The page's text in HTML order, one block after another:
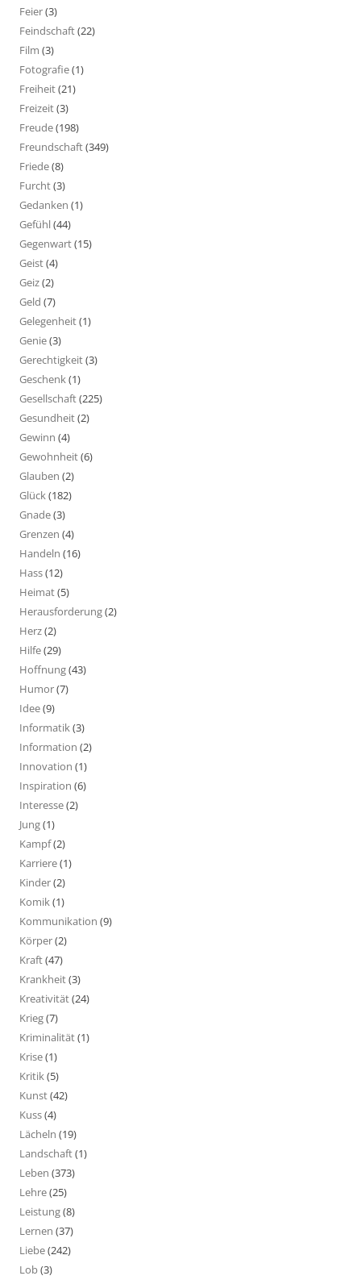
Feier(3)
Feindschaft(22)
Film (3)
Fotografie(1)
Freiheit(21)
Freizeit(3)
Freude(198)
Freundschaft(349)
Friede(8)
Furcht(3)
Gedanken (1)
Gefühl(44)
Gegenwart(15)
Geist(4)
Geiz(2)
Geld (7)
Gelegenheit(1)
Genie(3)
Gerechtigkeit(3)
Geschenk(1)
Gesellschaft(225)
Gesundheit(2)
Gewinn (4)
Gewohnheit(6)
Glauben (2)
Glück(182)
Gnade(3)
Grenzen (4)
Handeln (16)
Hass(12)
Heimat(5)
Herausforderung(2)
Herz(2)
Hilfe(29)
Hoffnung(43)
Humor(7)
Idee(9)
Informatik(3)
Information (2)
Innovation (1)
Inspiration (6)
Interesse(2)
Jung(1)
Kampf(2)
Karriere(1)
Kinder(2)
Komik(1)
Kommunikation (9)
Körper(2)
Kraft(47)
Krankheit(3)
Kreativität(24)
Krieg(7)
Kriminalität(1)
Krise(1)
Kritik(5)
Kunst(42)
Kuss(4)
Lächeln (19)
Landschaft(1)
Leben (373)
Lehre(25)
Leistung(8)
Lernen (37)
Liebe(242)
Lob(3)